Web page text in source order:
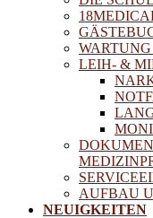
LEIH- &
AUFBAU
NEUIGKEITEN